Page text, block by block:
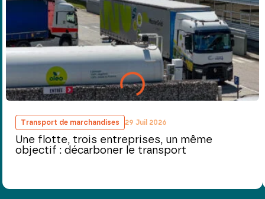
Transport de marchandises 29 Juil 2026
Une flotte, trois entreprises, un même
objectif : décarboner le transport